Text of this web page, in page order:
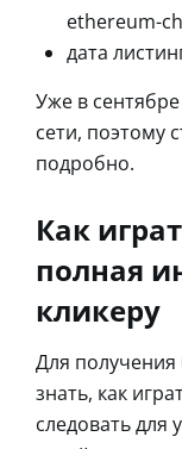
ethereum-
дата
Уже в
сети, поэтому
подробно.
Как
полная
кликеру
Для
знать, как
следовать для